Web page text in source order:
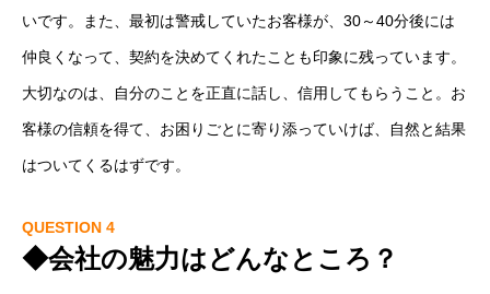
いです。また、最初は警戒していたお客様が、30～40分後には
仲良くなって、契約を決めてくれたことも印象に残っています。
大切なのは、自分のことを正直に話し、信用してもらうこと。お
客様の信頼を得て、お困りごとに寄り添っていけば、自然と結果
はついてくるはずです。
QUESTION 4
◆会社の魅力はどんなところ？